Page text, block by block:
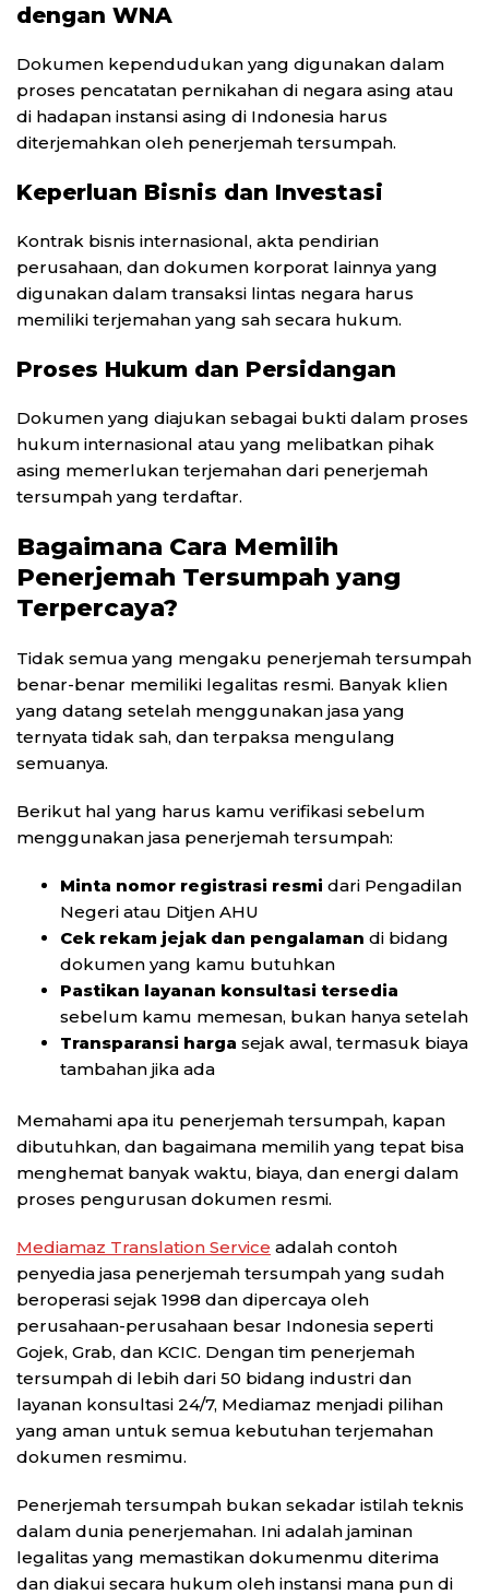
dengan WNA
Dokumen kependudukan yang digunakan dalam
proses pencatatan pernikahan di negara asing atau
di hadapan instansi asing di Indonesia harus
diterjemahkan oleh penerjemah tersumpah.
Keperluan Bisnis dan Investasi
Kontrak bisnis internasional, akta pendirian
perusahaan, dan dokumen korporat lainnya yang
digunakan dalam transaksi lintas negara harus
memiliki terjemahan yang sah secara hukum.
Proses Hukum dan Persidangan
Dokumen yang diajukan sebagai bukti dalam proses
hukum internasional atau yang melibatkan pihak
asing memerlukan terjemahan dari penerjemah
tersumpah yang terdaftar.
Bagaimana Cara Memilih
Penerjemah Tersumpah yang
Terpercaya?
Tidak semua yang mengaku penerjemah tersumpah
benar-benar memiliki legalitas resmi. Banyak klien
yang datang setelah menggunakan jasa yang
ternyata tidak sah, dan terpaksa mengulang
semuanya.
Berikut hal yang harus kamu verifikasi sebelum
menggunakan jasa penerjemah tersumpah:
Minta nomor registrasi resmi dari Pengadilan
Negeri atau Ditjen AHU
Cek rekam jejak dan pengalaman di bidang
dokumen yang kamu butuhkan
Pastikan layanan konsultasi tersedia
sebelum kamu memesan, bukan hanya setelah
Transparansi harga sejak awal, termasuk biaya
tambahan jika ada
Memahami apa itu penerjemah tersumpah, kapan
dibutuhkan, dan bagaimana memilih yang tepat bisa
menghemat banyak waktu, biaya, dan energi dalam
proses pengurusan dokumen resmi.
Mediamaz Translation Service adalah contoh
penyedia jasa penerjemah tersumpah yang sudah
beroperasi sejak 1998 dan dipercaya oleh
perusahaan-perusahaan besar Indonesia seperti
Gojek, Grab, dan KCIC. Dengan tim penerjemah
tersumpah di lebih dari 50 bidang industri dan
layanan konsultasi 24/7, Mediamaz menjadi pilihan
yang aman untuk semua kebutuhan terjemahan
dokumen resmimu.
Penerjemah tersumpah bukan sekadar istilah teknis
dalam dunia penerjemahan. Ini adalah jaminan
legalitas yang memastikan dokumenmu diterima
dan diakui secara hukum oleh instansi mana pun di